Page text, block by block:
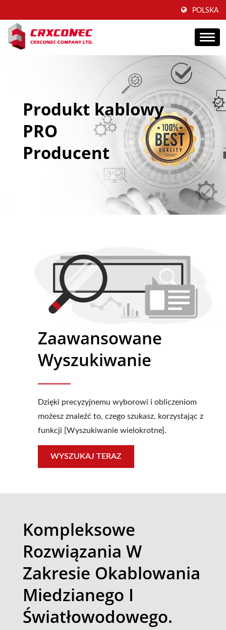
POLSKA
Produkt kablowy
PRO
Producent
Zaawansowane
Wyszukiwanie
Dzięki precyzyjnemu wyborowi i obliczeniom
możesz znaleźć to, czego szukasz, korzystając z
funkcji [Wyszukiwanie wielokrotne].
WYSZUKAJ TERAZ
Kompleksowe
Rozwiązania W
Zakresie Okablowania
Miedzianego I
Światłowodowego.